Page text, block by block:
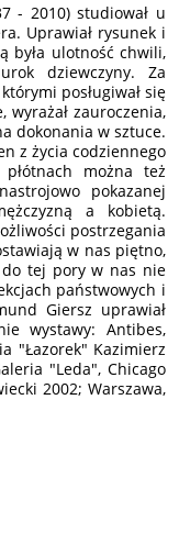
- 2010) studiował u
Uprawiał rysunek i
była ulotność chwili,
dziewczyny. Za
posługiwał się
zauroczenia,
dokonania w sztuce.
z życia codziennego
można też
pokazanej
a kobietą.
postrzegania
w nas piętno,
tej pory w nas nie
państwowych i
Giersz uprawiał
wystawy: Antibes,
"Łazorek" Kazimierz
"Leda", Chicago
2002; Warszawa,